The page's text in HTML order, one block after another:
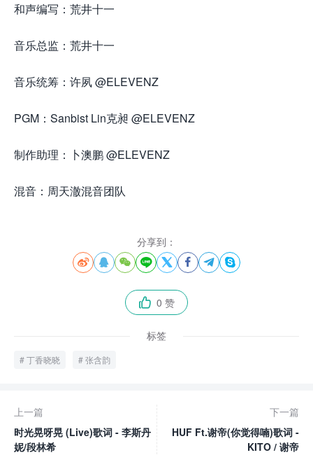
和声编写：荒井十一
音乐总监：荒井十一
音乐统筹：许夙 @ELEVENZ
PGM：Sanbist Lin克昶 @ELEVENZ
制作助理：卜澳鹏 @ELEVENZ
混音：周天澈混音团队
分享到：
       
 0 赞
标签
丁香晓晓 张含韵
上一篇
时光晃呀晃 (Live)歌词 - 李斯丹
妮/段林希
下一篇
HUF Ft.谢帝(你觉得喃)歌词 -
KITO / 谢帝